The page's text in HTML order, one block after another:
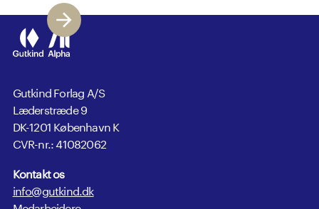
Gutkind Forlag A/S
Læderstræde 9
DK-1201 København K
CVR-nr.: 41082062
Kontakt os
info@gutkind.dk